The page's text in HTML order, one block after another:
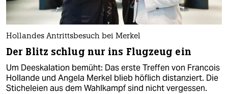
Hollandes Antrittsbesuch bei Merkel
Der Blitz schlug nur ins Flugzeug ein
Um Deeskalation bemüht: Das erste Treffen von Francois
Hollande und Angela Merkel blieb höflich distanziert. Die
Sticheleien aus dem Wahlkampf sind nicht vergessen.